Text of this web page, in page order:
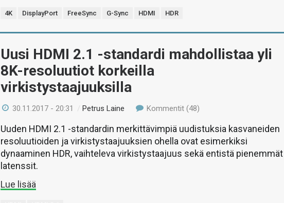
4K DisplayPort FreeSync G-Sync HDMI HDR
Uusi HDMI 2.1 -standardi mahdollistaa yli
8K-resoluutiot korkeilla
virkistystaajuuksilla
30.11.2017 - 20:31 /Petrus Laine Kommentit (48)
Uuden HDMI 2.1 -standardin merkittävimpiä uudistuksia kasvaneiden
resoluutioiden ja virkistystaajuuksien ohella ovat esimerkiksi
dynaaminen HDR, vaihteleva virkistystaajuus sekä entistä pienemmät
latenssit.
Lue lisää